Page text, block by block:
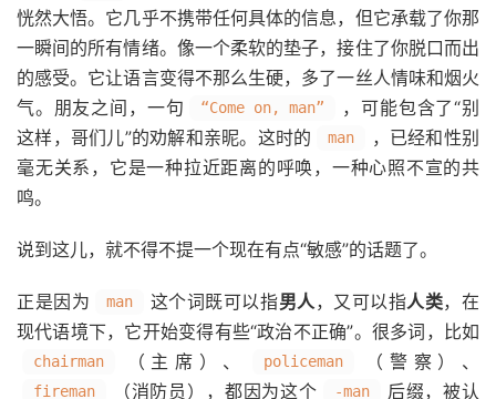
恍然大悟。它几乎不携带任何具体的信息，但它承载了你那
一瞬间的所有情绪。像一个柔软的垫子，接住了你脱口而出
的感受。它让语言变得不那么生硬，多了一丝人情味和烟火
气。朋友之间，一句
“Come on, man”
，可能包含了“别
这样，哥们儿”的劝解和亲昵。这时的
man
，已经和性别
毫无关系，它是一种拉近距离的呼唤，一种心照不宣的共
鸣。
说到这儿，就不得不提一个现在有点“敏感”的话题了。
正是因为 man 这个词既可以指男人，又可以指人类，在
现代语境下，它开始变得有些“政治不正确”。很多词，比如
chairman （主席）、 policeman （警察）、
fireman （消防员），都因为这个 -man
后缀，被认